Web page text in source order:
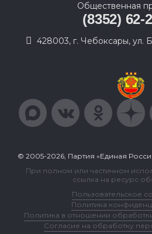
Общественная
(8352) 62-
428003, г. Чебоксары, ул.
© 2005-2026, Партия «Единая
При полном или частичном
ссылка на ресурс
Пользовательское
Политика
Политика в отношении
Согласие на обработку